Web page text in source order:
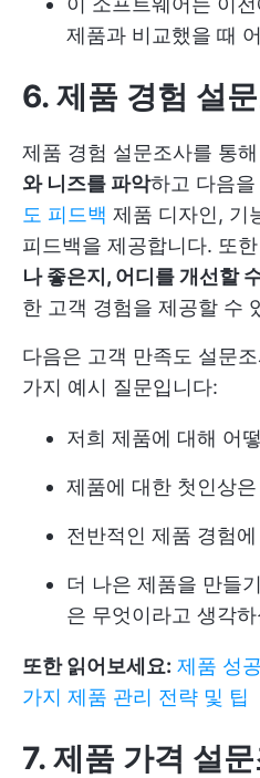
제품과 비교했을 때
6. 제품 경험 설
제품 경험 설문조사를 통
와 니즈를 파악하고 다음
도 피드백 제품 디자인, 기
피드백을 제공합니다. 또
나 좋은지, 어디를 개선할
한 고객 경험을 제공할 수
다음은 고객 만족도 설문
가지 예시 질문입니다:
저희 제품에 대해 어
제품에 대한 첫인상
전반적인 제품 경험
더 나은 제품을 만들
은 무엇이라고 생각
또한 읽어보세요: 제품 성
가지 제품 관리 전략 및 팁
7. 제품 가격 설